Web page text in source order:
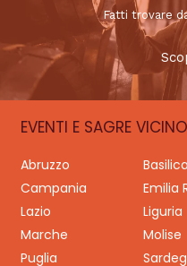
Fatti trovare
EVENTI E SAGRE
Abruzzo
Campania
Emilia
Lazio
Liguria
Marche
Molise
Puglia